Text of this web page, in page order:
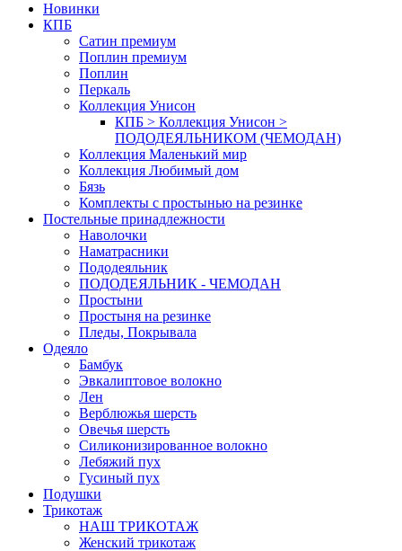
Новинки
КПБ
Сатин премиум
Поплин премиум
Поплин
Перкаль
Коллекция Унисон
КПБ > Коллекция Унисон >
ПОДОДЕЯЛЬНИКОМ (ЧЕМОДАН)
Коллекция Маленький мир
Коллекция Любимый дом
Бязь
Комплекты с простынью на резинке
Постельные принадлежности
Наволочки
Наматрасники
Пододеяльник
ПОДОДЕЯЛЬНИК - ЧЕМОДАН
Простыни
Простыня на резинке
Пледы, Покрывала
Одеяло
Бамбук
Эвкалиптовое волокно
Лен
Верблюжья шерсть
Овечья шерсть
Силиконизированное волокно
Лебяжий пух
Гусиный пух
Подушки
Трикотаж
НАШ ТРИКОТАЖ
Женский трикотаж